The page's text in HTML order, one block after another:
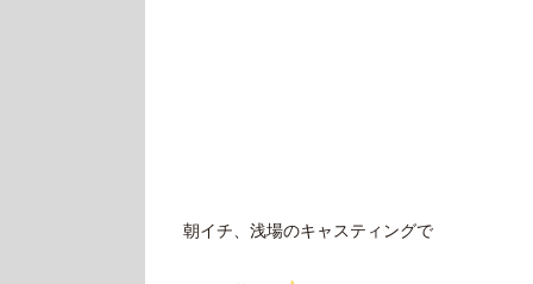
朝イチ、浅場のキャスティングで